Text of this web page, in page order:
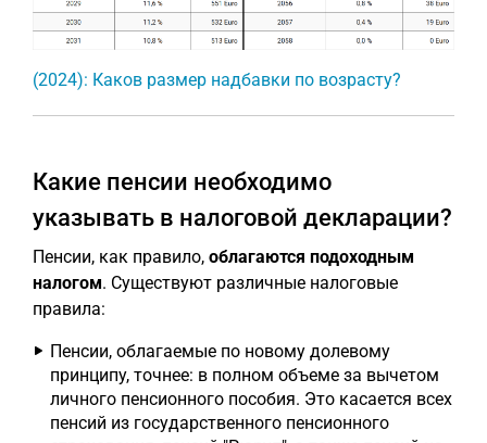
(2024): Каков размер надбавки по возрасту?
Какие пенсии необходимо
указывать в налоговой декларации?
Пенсии, как правило, облагаются подоходным
налогом. Существуют различные налоговые
правила:
Пенсии, облагаемые по новому долевому
принципу, точнее: в полном объеме за вычетом
личного пенсионного пособия. Это касается всех
пенсий из государственного пенсионного